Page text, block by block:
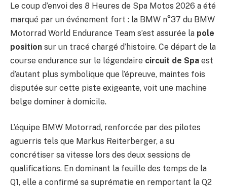
Le coup d’envoi des 8 Heures de Spa Motos 2026 a été
marqué par un événement fort : la BMW n°37 du BMW
Motorrad World Endurance Team s’est assurée la pole
position sur un tracé chargé d’histoire. Ce départ de la
course endurance sur le légendaire circuit de Spa est
d’autant plus symbolique que l’épreuve, maintes fois
disputée sur cette piste exigeante, voit une machine
belge dominer à domicile.
L’équipe BMW Motorrad, renforcée par des pilotes
aguerris tels que Markus Reiterberger, a su
concrétiser sa vitesse lors des deux sessions de
qualifications. En dominant la feuille des temps de la
Q1, elle a confirmé sa suprématie en remportant la Q2